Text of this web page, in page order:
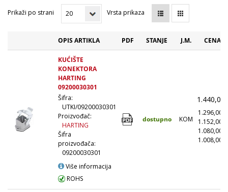
Prikaži po strani Vrsta prikaza
OPIS ARTIKLA PDF STANJE J.M. CENA
KUĆIŠTE
KONEKTORA
HARTING
09200030301
Šifra:
UTKI/09200030301
Proizvođač:
HARTING
Šifra
proizvođača:
09200030301
Više informacija
ROHS
dostupno KOM
1.440,00
1.296,00
1.152,00
1.080,00
1.008,00